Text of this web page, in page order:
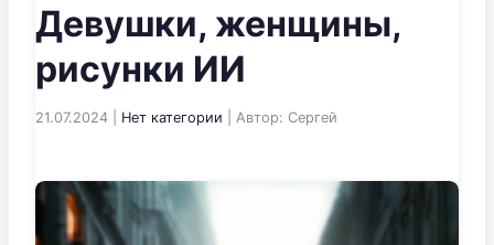
Девушки, женщины,
рисунки ИИ
21.07.2024 | Нет категории | Автор: Сергей